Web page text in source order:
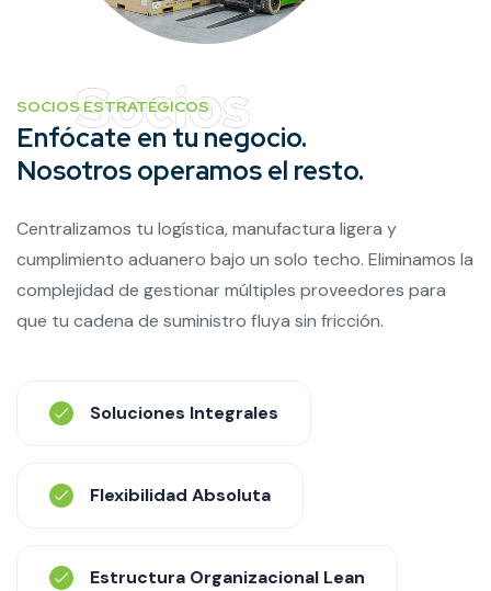
SOCIOS ESTRATÉGICOS
Enfócate en tu negocio.
Nosotros operamos el resto.
Centralizamos tu logística, manufactura ligera y
cumplimiento aduanero bajo un solo techo. Eliminamos la
complejidad de gestionar múltiples proveedores para
que tu cadena de suministro fluya sin fricción.
Soluciones Integrales
Flexibilidad Absoluta
Estructura Organizacional Lean